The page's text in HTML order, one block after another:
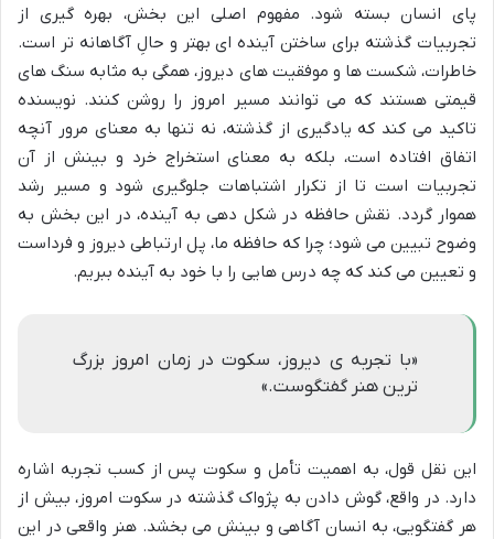
پای انسان بسته شود. مفهوم اصلی این بخش، بهره گیری از
تجربیات گذشته برای ساختن آینده ای بهتر و حالِ آگاهانه تر است.
خاطرات، شکست ها و موفقیت های دیروز، همگی به مثابه سنگ های
قیمتی هستند که می توانند مسیر امروز را روشن کنند. نویسنده
تاکید می کند که یادگیری از گذشته، نه تنها به معنای مرور آنچه
اتفاق افتاده است، بلکه به معنای استخراج خرد و بینش از آن
تجربیات است تا از تکرار اشتباهات جلوگیری شود و مسیر رشد
هموار گردد. نقش حافظه در شکل دهی به آینده، در این بخش به
وضوح تبیین می شود؛ چرا که حافظه ما، پل ارتباطی دیروز و فرداست
و تعیین می کند که چه درس هایی را با خود به آینده ببریم.
«با تجربه ی دیروز، سکوت در زمان امروز بزرگ
ترین هنر گفتگوست.»
این نقل قول، به اهمیت تأمل و سکوت پس از کسب تجربه اشاره
دارد. در واقع، گوش دادن به پژواک گذشته در سکوت امروز، بیش از
هر گفتگویی، به انسان آگاهی و بینش می بخشد. هنر واقعی در این